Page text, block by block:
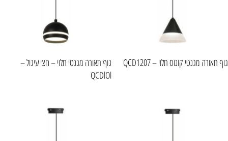
גוף תאורה מגנטי קונוס תלוי – QCD1207
גוף תאורה מגנטי תלוי – חצי עיגול –
QCDlOl